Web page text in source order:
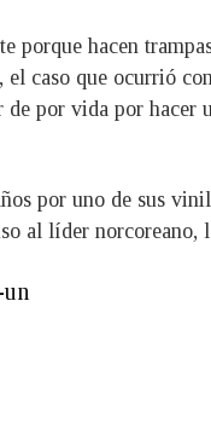
porque hacen
el caso que ocurrió
por vida por hacer
por uno de sus
al líder norcoreano,